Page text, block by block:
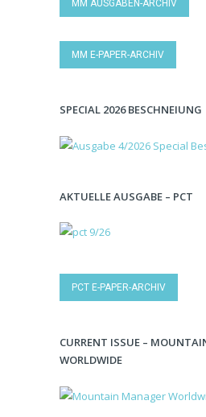
MM AUSGABEN-ARCHIV
MM E-PAPER-ARCHIV
SPECIAL 2026 BESCHNEIUNG
AKTUELLE AUSGABE – PCT
PCT E-PAPER-ARCHIV
CURRENT ISSUE –
WORLDWIDE